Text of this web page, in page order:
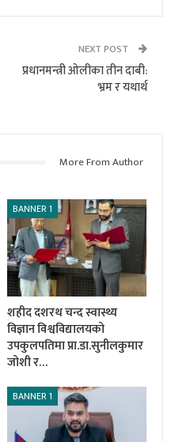
NEXT POST
प्रधानमन्त्री ओलीका तीन दाबी:
भ्रम र यथार्थ
More From Author
BANNER 1
शहीद दशरथ चन्द स्वास्थ्य
विज्ञान विश्वविद्यालयको
उपकुलपतिमा प्रा.डा.सुनीलकुमार
जोशी र…
BANNER 1